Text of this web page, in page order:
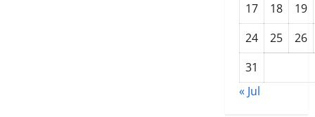
17
18
19
24
25
26
31
« Jul